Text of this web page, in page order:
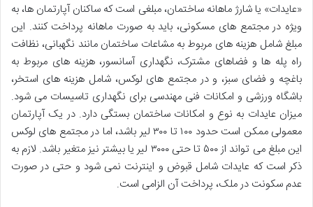
«عایدات» یا شارژ ماهانه ساختمان، مبلغی است که ساکنان آپارتمان ها، به
ویژه در مجتمع های مسکونی، باید به صورت ماهانه پرداخت کنند. این
مبلغ شامل هزینه های مربوط به مشاعات ساختمان مانند نگهبانی، نظافت
راه پله ها و فضاهای مشترک، نگهداری آسانسور، هزینه های مربوط به
باغچه و فضای سبز، و در مجتمع های لوکس، شامل هزینه های استخر،
باشگاه ورزشی و امکانات فنی مهندسی برای نگهداری تاسیسات می شود.
میزان عایدات به نوع و امکانات ساختمان بستگی دارد. در یک آپارتمان
معمولی ممکن است حدود ۱۰۰ تا ۳۰۰ لیر باشد، اما در مجتمع های لوکس
این مبلغ می تواند از ۵۰۰ تا حتی ۳۰۰۰ لیر یا بیشتر نیز متغیر باشد. لازم به
ذکر است که عایدات شامل قبوض و اینترنت نمی شود و حتی در صورت
عدم سکونت در ملک، پرداخت آن الزامی است.